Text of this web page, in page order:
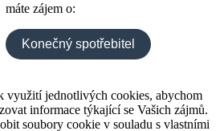
máte zájem o:
Konečný spotřebitel
využití jednotlivých cookies, abychom
informace týkající se Vašich zájmů.
soubory cookie v souladu s vlastními